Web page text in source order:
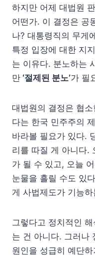
하지만 어제 대법원
어떤가. 이 결정은 공
나? 대통령직의 무게
특정 입장에 대한 지
는 이유다. 분노하는
만 ‘절제된 분노’가 필
대법원의 결정은 협
다는 한국 민주주의
바라볼 필요가 있다.
리를 따질 게 아니다.
가 될 수 있고, 오늘
눈물을 흘릴 수도 있
게 사법제도가 기능
그렇다고 정치적인
는 건 아니다. 그러나
원인을 성급히 예단